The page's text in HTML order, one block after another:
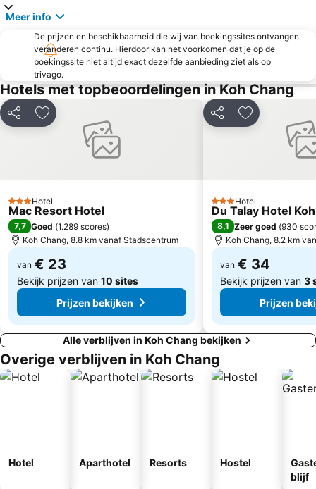
Meer info
De prijzen en beschikbaarheid die wij van boekingssites ontvangen
veranderen continu. Hierdoor kan het voorkomen dat je op de
boekingssite niet altijd exact dezelfde aanbieding ziet als op
trivago.
Hotels met topbeoordelingen in Koh Chang
Delen Toevoegen aan favorieten
3 Sterren
Hotel
Mac Resort Hotel
7,7 Goed (1.289 scores)
Koh Chang, 8.8 km vanaf Stadscentrum
van € 23
Bekijk prijzen van 10 sites
Prijzen bekijken
Delen Toevoegen
3 Sterren
Hotel
Du Talay Hotel
8,1 Zeer goed (930
Koh Chang, 8.2 km
van € 34
Bekijk prijzen van 3
Prijzen
Alle verblijven in Koh Chang bekijken
Overige verblijven in Koh Chang
Hotel Aparthotel Resorts Hostel
blijf